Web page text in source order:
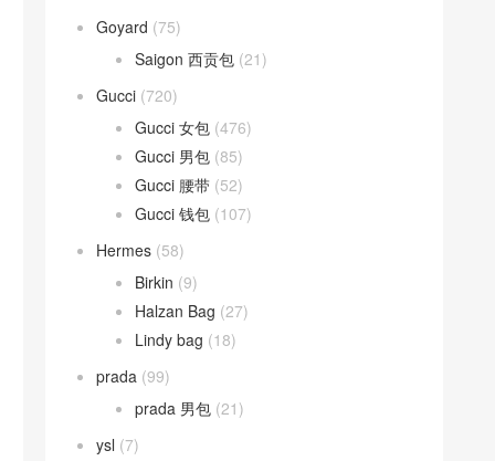
Goyard (75)
Saigon 西贡包 (21)
Gucci (720)
Gucci 女包 (476)
Gucci 男包 (85)
Gucci 腰带 (52)
Gucci 钱包 (107)
Hermes (58)
Birkin (9)
Halzan Bag (27)
Lindy bag (18)
prada (99)
prada 男包 (21)
ysl (7)